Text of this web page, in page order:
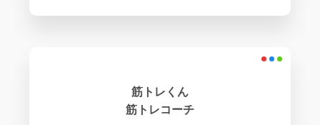
筋トレくん
筋トレコーチ